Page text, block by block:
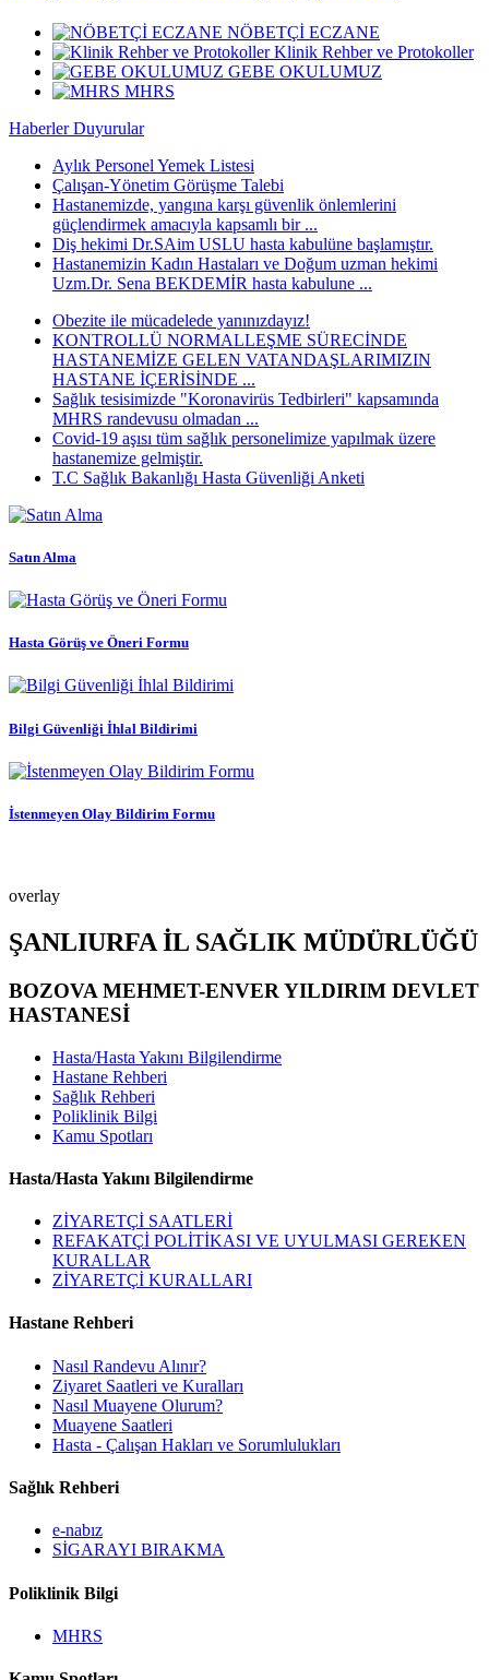
NÖBETÇİ ECZANE
Klinik Rehber ve Protokoller
GEBE OKULUMUZ
MHRS
HaberlerDuyurular
Aylık Personel Yemek Listesi
Çalışan-Yönetim Görüşme Talebi
Hastanemizde, yangına karşı güvenlik önlemlerini
güçlendirmek amacıyla kapsamlı bir ...
Diş hekimi Dr.SAim USLU hasta kabulüne başlamıştır.
Hastanemizin Kadın Hastaları ve Doğum uzman hekimi
Uzm.Dr. Sena BEKDEMİR hasta kabulune ...
Obezite ile mücadelede yanınızdayız!
KONTROLLÜ NORMALLEŞME SÜRECİNDE
HASTANEMİZE GELEN VATANDAŞLARIMIZIN
HASTANE İÇERİSİNDE ...
Sağlık tesisimizde "Koronavirüs Tedbirleri" kapsamında
MHRS randevusu olmadan ...
Covid-19 aşısı tüm sağlık personelimize yapılmak üzere
hastanemize gelmiştir.
T.C Sağlık Bakanlığı Hasta Güvenliği Anketi
Satın Alma
Hasta Görüş ve Öneri Formu
Bilgi Güvenliği İhlal Bildirimi
İstenmeyen Olay Bildirim Formu
overlay
ŞANLIURFA İL SAĞLIK MÜDÜRLÜĞÜ
BOZOVA MEHMET-ENVER YILDIRIM DEVLET
HASTANESİ
Hasta/Hasta Yakını Bilgilendirme
Hastane Rehberi
Sağlık Rehberi
Poliklinik Bilgi
Kamu Spotları
Hasta/Hasta Yakını Bilgilendirme
ZİYARETÇİ SAATLERİ
REFAKATÇİ POLİTİKASI VE UYULMASI GEREKEN
KURALLAR
ZİYARETÇİ KURALLARI
Hastane Rehberi
Nasıl Randevu Alınır?
Ziyaret Saatleri ve Kuralları
Nasıl Muayene Olurum?
Muayene Saatleri
Hasta - Çalışan Hakları ve Sorumlulukları
Sağlık Rehberi
e-nabız
SİGARAYI BIRAKMA
Poliklinik Bilgi
MHRS